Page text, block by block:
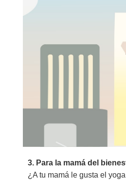
3. Para la mamá del
¿A tu mamá le gusta el